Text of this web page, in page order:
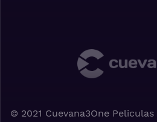
© 2021 Cuevana3One